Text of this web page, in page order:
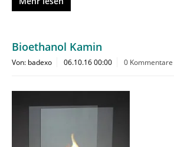
Bioethanol Kamin
Von: badexo 06.10.16 00:00 0 Kommentare